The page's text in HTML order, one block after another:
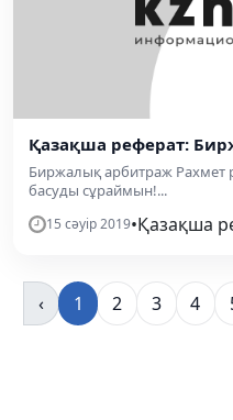
Қазақша реферат:
Биржалық арбитраж Рахмет
басуды сұраймын!...
15 сәуір 2019•Қазақша
‹ 1 2 3 4